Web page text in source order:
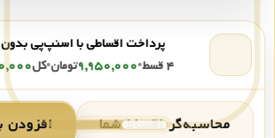
پرداخت اقساطی با اسنپ‌پی
۴ قسط
•۹,۹۵۰,۰۰۰تومان•کل
محاسبه‌گر اقساط شما افزودن